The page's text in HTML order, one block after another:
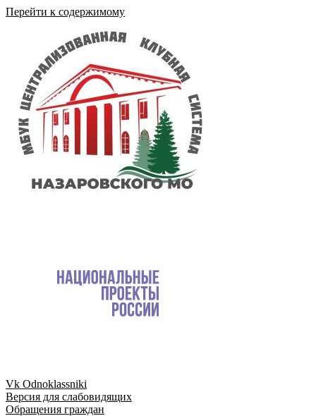
Перейти к содержимому
Vk Odnoklassniki
Версия для слабовидящих
Обращения граждан